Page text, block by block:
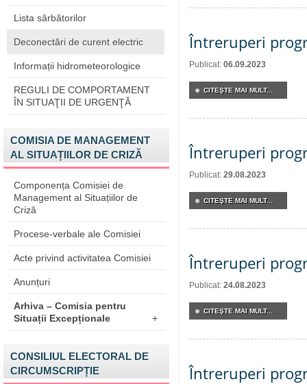
Lista sărbătorilor
Deconectări de curent electric
Informații hidrometeorologice
REGULI DE COMPORTAMENT
ÎN SITUAŢII DE URGENŢĂ
COMISIA DE MANAGEMENT
AL SITUAȚIILOR DE CRIZĂ
Componența Comisiei de
Management al Situațiilor de
Criză
Procese-verbale ale Comisiei
Acte privind activitatea Comisiei
Anunțuri
Arhiva – Comisia pentru
Situații Excepționale
+
CONSILIUL ELECTORAL DE
CIRCUMSCRIPȚIE
Întreruperi
Publicat: 06.09.2023
CITEŞTE MAI MULT...
Întreruperi
Publicat: 29.08.2023
CITEŞTE MAI MULT...
Întreruperi
Publicat: 24.08.2023
CITEŞTE MAI MULT...
Întreruperi